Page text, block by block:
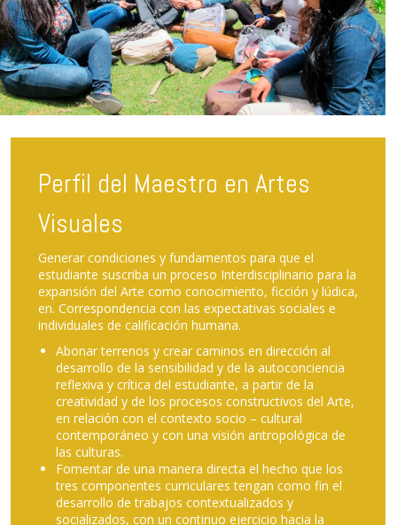
para la
y lúdica,
e
al
del Arte,
de
que los
fin el
Perfil Ocupacional
Producir procesos y objetos de significación
Desarrollar procesos de Experimentación e
Investigación en las áreas del Arte, de la
Cultura, con pertinencia social y pertenencia
Concebir, diseñar y gestionar proyectos
Desempeñarse como asesor o consultor en los
desarrollo artístico, estético y cultural.